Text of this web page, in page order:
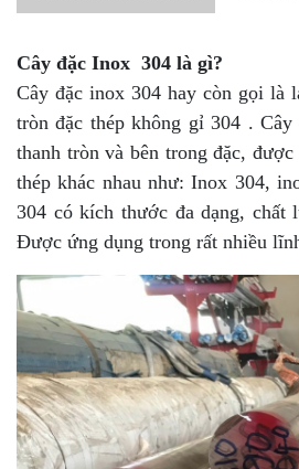
Cây đặc Inox 304 là gì?
Cây đặc inox 304 hay còn gọi là
tròn đặc thép không gỉ 304 . Cây
thanh tròn và bên trong đặc,
thép khác nhau như: Inox 304,
304 có kích thước đa dạng, chất
Được ứng dụng trong rất nhiều